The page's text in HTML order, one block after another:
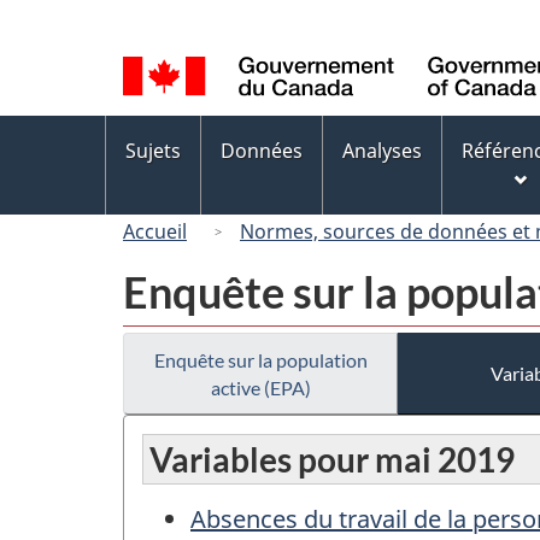
de
la
langue
des
Sujets Données Analyses
Accueil Normes, sources de données et
Enquête sur la
Enquête sur la population
active (EPA)
Variables pour mai 2019
Absences du travail de la